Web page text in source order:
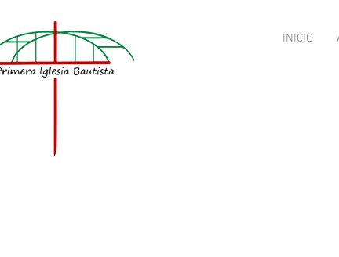
INICIO